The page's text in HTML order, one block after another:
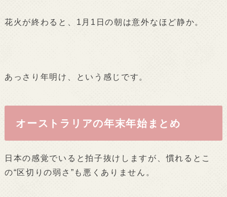
花火が終わると、1月1日の朝は意外なほど静か。
あっさり年明け、という感じです。
オーストラリアの年末年始まとめ
日本の感覚でいると拍子抜けしますが、慣れるとこ
の“区切りの弱さ”も悪くありません。